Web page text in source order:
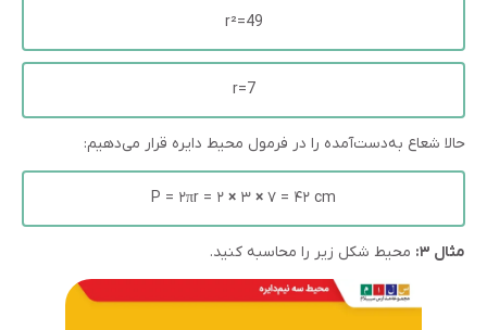
r²=49
r=7
حالا شعاع به‌دست‌آمده را در فرمول محیط دایره قرار می‌دهیم:
P = ۲πr = ۲ × ۳ × ۷ = ۴۲ cm
مثال ۳: محیط شکل زیر را محاسبه کنید.